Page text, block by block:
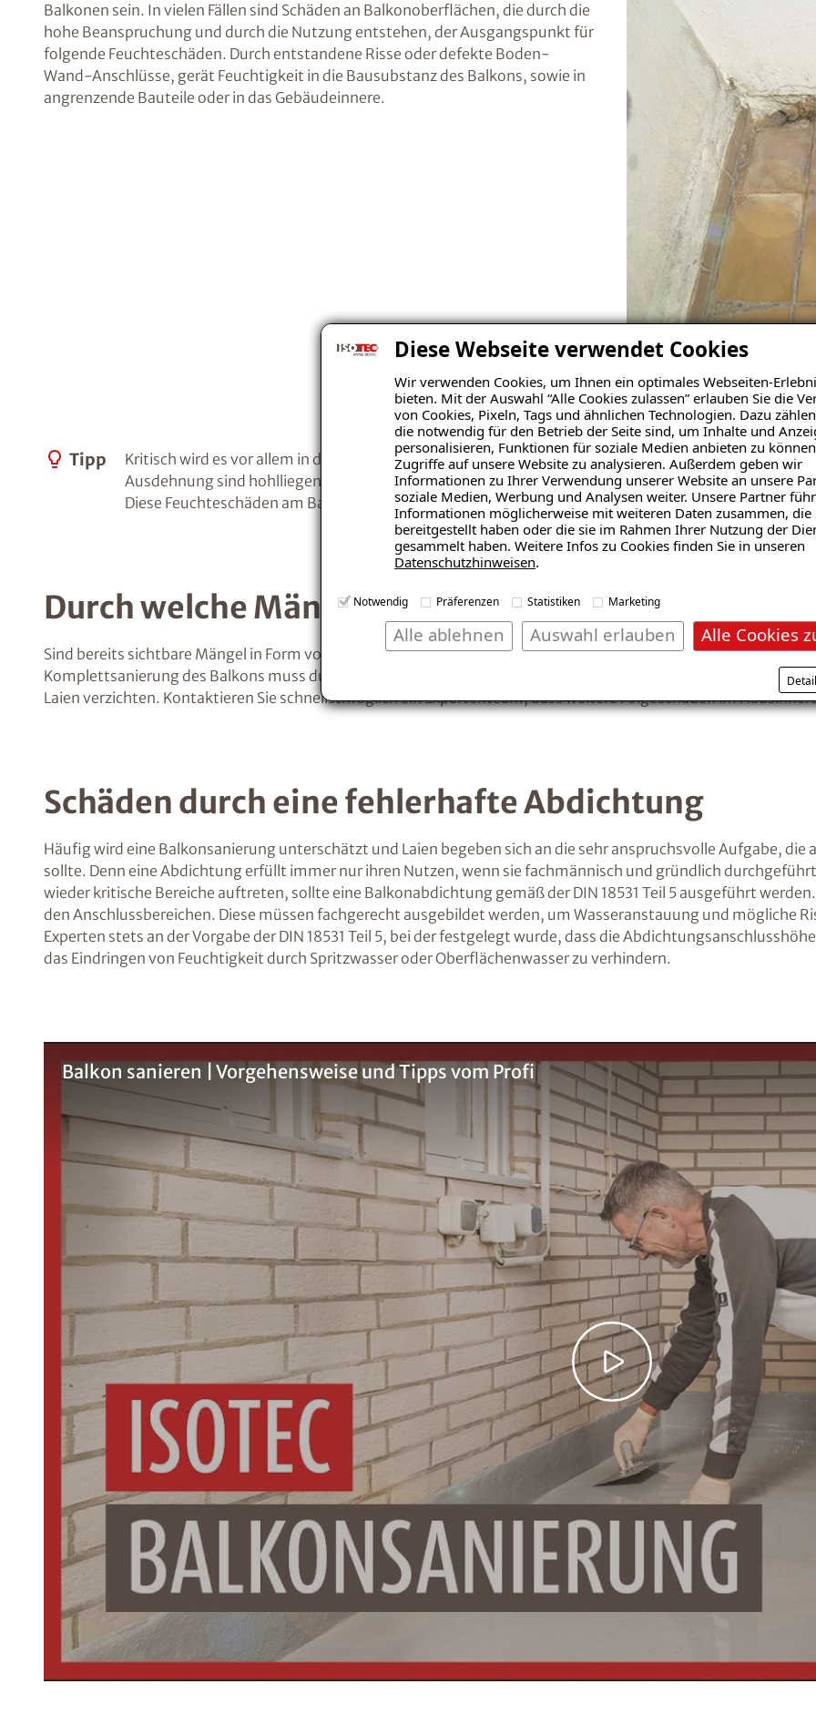
Diese Webseite verwendet Cookies
Wir verwenden Cookies, um Ihnen ein optimales Webseiten-
bieten. Mit der Auswahl “Alle Cookies zulassen” erlauben Sie die
von Cookies, Pixeln, Tags und ähnlichen Technologien. Dazu
die notwendig für den Betrieb der Seite sind, um Inhalte und
personalisieren, Funktionen für soziale Medien anbieten zu
Zugriffe auf unsere Website zu analysieren. Außerdem geben wir
Informationen zu Ihrer Verwendung unserer Website an unsere
soziale Medien, Werbung und Analysen weiter. Unsere Partner
Informationen möglicherweise mit weiteren Daten zusammen, die
bereitgestellt haben oder die sie im Rahmen Ihrer Nutzung der
gesammelt haben. Weitere Infos zu Cookies finden Sie in unseren
Datenschutzhinweisen.
Notwendig Präferenzen Statistiken Marketing
Alle Cookies
Auswahl erlauben
Alle ablehnen
Es gibt unterschiedliche
Balkonen sein. In vielen Fällen sind Schäden an Balkonoberflächen, die durch die
hohe Beanspruchung und durch die Nutzung entstehen, der Ausgangspunkt für
folgende Feuchteschäden. Durch entstandene Risse oder defekte Boden-
Wand-Anschlüsse, gerät Feuchtigkeit in die Bausubstanz des Balkons, sowie in
angrenzende Bauteile oder in das Gebäudeinnere.
Tipp
Kritisch wird es vor allem in den Wintermonaten, wenn das in den Baustoff eingedrungene Wasser
Ausdehnung sind hohlliegende oder gar abgesprengte Fliesen, sich ablösende Beschichtungen und
Diese Feuchteschäden am Balkon sind nicht nur optisch ein Makel, sondern auch eine
Durch welche Mängel werde ich aufmerksam?
Sind bereits sichtbare Mängel in Form von abplatzenden Fliesen, tiefen Rissen oder bereits auffällige Flecken
Komplettsanierung des Balkons muss durchgeführt werden. Damit Ihr Balkon in Zukunft frei von weiteren
Laien verzichten. Kontaktieren Sie schnellstmöglich ein Expertenteam, dass weitere Folgeschäden im
Schäden durch eine fehlerhafte Abdichtung
Häufig wird eine Balkonsanierung unterschätzt und Laien begeben sich an die sehr anspruchsvolle Aufgabe,
sollte. Denn eine Abdichtung erfüllt immer nur ihren Nutzen, wenn sie fachmännisch und gründlich
wieder kritische Bereiche auftreten, sollte eine Balkonabdichtung gemäß der DIN 18531 Teil 5 ausgeführt
den Anschlussbereichen. Diese müssen fachgerecht ausgebildet werden, um Wasseranstauung und mögliche
Experten stets an der Vorgabe der DIN 18531 Teil 5, bei der festgelegt wurde, dass die
das Eindringen von Feuchtigkeit durch Spritzwasser oder Oberflächenwasser zu verhindern.
Balkon sanieren | Vorgehensweise und Tipps vom Profi